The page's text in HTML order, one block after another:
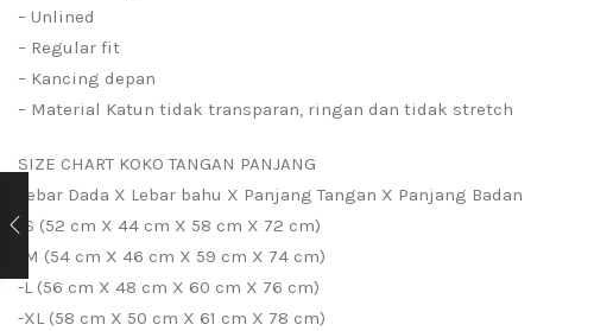
– Unlined
– Regular fit
– Kancing depan
– Material Katun tidak transparan, ringan dan tidak stretch
SIZE CHART KOKO TANGAN PANJANG
Lebar Dada X Lebar bahu X Panjang Tangan X Panjang Badan
-S (52 cm X 44 cm X 58 cm X 72 cm)
-M (54 cm X 46 cm X 59 cm X 74 cm)
-L (56 cm X 48 cm X 60 cm X 76 cm)
-XL (58 cm X 50 cm X 61 cm X 78 cm)